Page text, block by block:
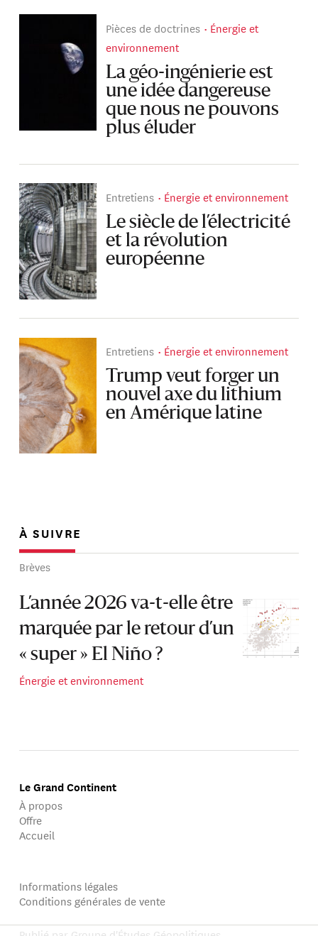
Pièces de doctrines
Énergie et
environnement
La géo-ingénierie est
une idée dangereuse
que nous ne pouvons
plus éluder
Entretiens Énergie et environnement
Le siècle de l’électricité
et la révolution
européenne
Entretiens Énergie et environnement
Trump veut forger un
nouvel axe du lithium
en Amérique latine
À SUIVRE
Brèves
L’année 2026 va-t-elle être
marquée par le retour d’un
« super » El Niño ?
Énergie et environnement
Le Grand Continent
À propos
Offre
Accueil
Informations légales
Conditions générales de vente